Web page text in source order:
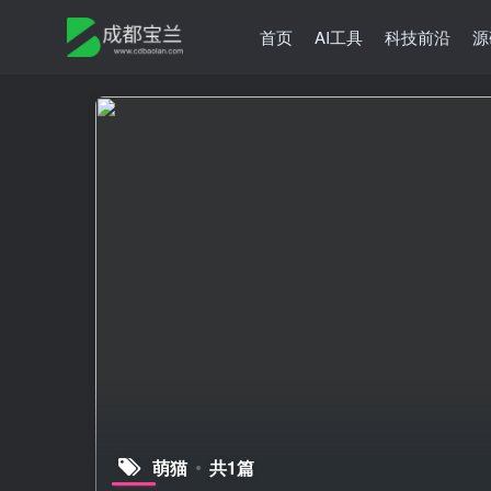
首页 AI工具 科技前沿
萌猫 共1篇